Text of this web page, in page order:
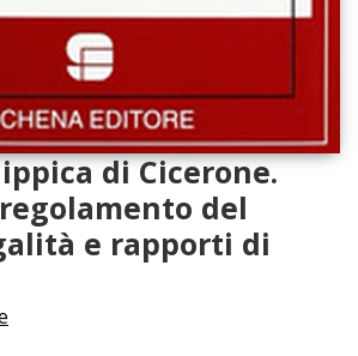
di Cicerone.
del
e rapporti di